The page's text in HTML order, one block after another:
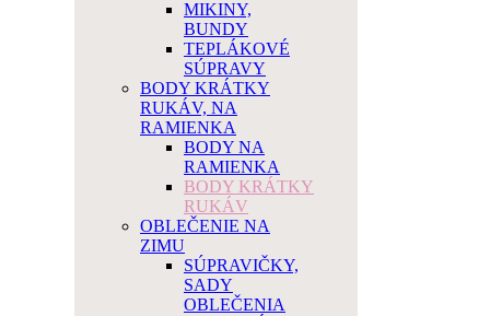
MIKINY,
BUNDY
TEPLÁKOVÉ
SÚPRAVY
BODY KRÁTKY
RUKÁV, NA
RAMIENKA
BODY NA
RAMIENKA
BODY KRÁTKY
RUKÁV
OBLEČENIE NA
ZIMU
SÚPRAVIČKY,
SADY
OBLEČENIA